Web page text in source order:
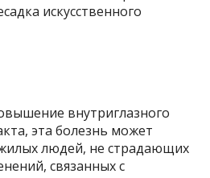
искусственного
внутриглазного
эта болезнь может
людей, не страдающих
связанных с